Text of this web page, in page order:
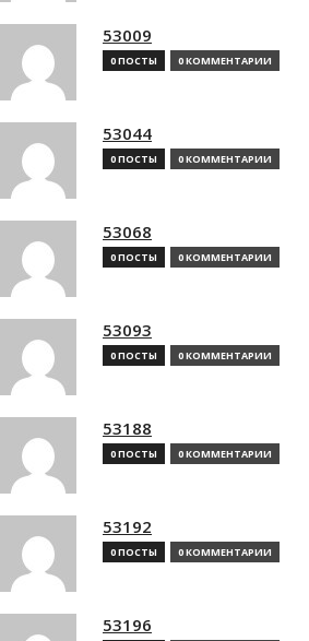
53009
0 ПОСТЫ 0 КОММЕНТАРИИ
53044
0 ПОСТЫ 0 КОММЕНТАРИИ
53068
0 ПОСТЫ 0 КОММЕНТАРИИ
53093
0 ПОСТЫ 0 КОММЕНТАРИИ
53188
0 ПОСТЫ 0 КОММЕНТАРИИ
53192
0 ПОСТЫ 0 КОММЕНТАРИИ
53196